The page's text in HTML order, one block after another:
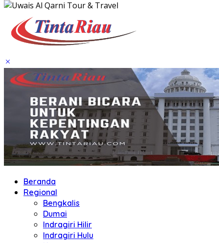
Beranda
Regional
Bengkalis
Dumai
Indragiri Hilir
Indragiri Hulu